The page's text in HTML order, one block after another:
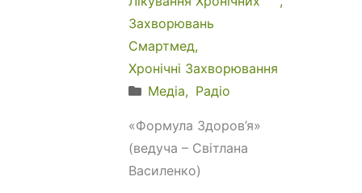
Захворювань
Смартмед
Хронічні Захворювання
Медіа
Радіо
«Формула Здоров’я»
(ведуча – Світлана
Василенко)